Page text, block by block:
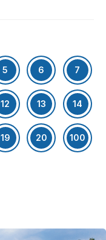
5 6 7
12 13 14
19 20 100